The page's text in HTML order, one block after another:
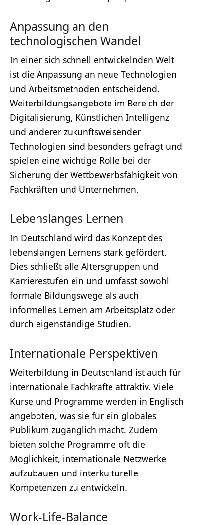
Anpassung an den
technologischen Wandel
In einer sich schnell entwickelnden Welt
ist die Anpassung an neue Technologien
und Arbeitsmethoden entscheidend.
Weiterbildungsangebote im Bereich der
Digitalisierung, Künstlichen Intelligenz
und anderer zukunftsweisender
Technologien sind besonders gefragt und
spielen eine wichtige Rolle bei der
Sicherung der Wettbewerbsfähigkeit von
Fachkräften und Unternehmen.
Lebenslanges Lernen
In Deutschland wird das Konzept des
lebenslangen Lernens stark gefördert.
Dies schließt alle Altersgruppen und
Karrierestufen ein und umfasst sowohl
formale Bildungswege als auch
informelles Lernen am Arbeitsplatz oder
durch eigenständige Studien.
Internationale Perspektiven
Weiterbildung in Deutschland ist auch für
internationale Fachkräfte attraktiv. Viele
Kurse und Programme werden in Englisch
angeboten, was sie für ein globales
Publikum zugänglich macht. Zudem
bieten solche Programme oft die
Möglichkeit, internationale Netzwerke
aufzubauen und interkulturelle
Kompetenzen zu entwickeln.
Work-Life-Balance